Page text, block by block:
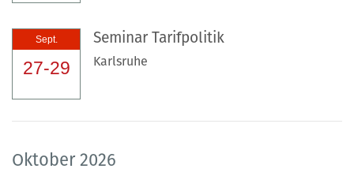
Sept.
27-29
Seminar Tarifpolitik
Karlsruhe
Oktober 2026